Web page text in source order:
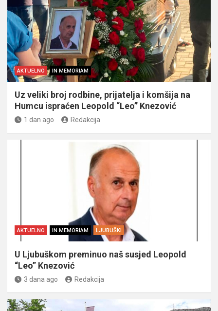
AKTUELNO IN MEMORIAM
Uz veliki broj rodbine, prijatelja i komšija na
Humcu ispraćen Leopold “Leo” Knezović
1 dan ago Redakcija
AKTUELNO IN MEMORIAM LJUBUŠKI
U Ljubuškom preminuo naš susjed Leopold
“Leo” Knezović
3 dana ago Redakcija